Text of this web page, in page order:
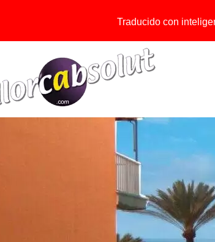
Traducido con